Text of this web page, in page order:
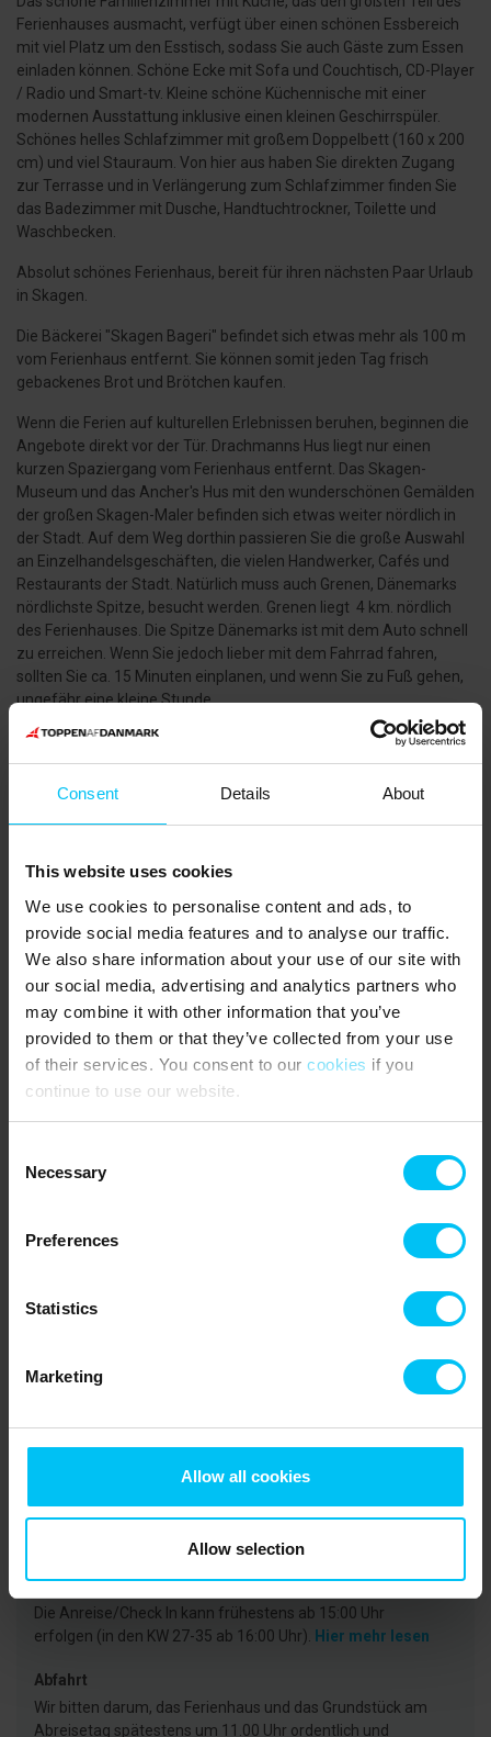
Consent Details About
This website uses cookies
We use cookies to personalise content and ads, to
provide social media features and to analyse our traffic.
We also share information about your use of our site with
our social media, advertising and analytics partners who
may combine it with other information that you’ve
provided to them or that they’ve collected from your use
of their services. You consent to our cookies if you
continue to use our website.
Selection
Necessary
Preferences
Statistics
Marketing
Allow all cookies
Allow selection
Ferienhauses ausmacht, verfügt über einen schönen Essbereich
mit viel Platz um den Esstisch, sodass Sie auch Gäste zum Essen
einladen können. Schöne Ecke mit Sofa und Couchtisch, CD-Player
/ Radio und Smart-tv. Kleine schöne Küchennische mit einer
modernen Ausstattung inklusive einen kleinen Geschirrspüler.
Schönes helles Schlafzimmer mit großem Doppelbett (160 x 200
cm) und viel Stauraum. Von hier aus haben Sie direkten Zugang
zur Terrasse und in Verlängerung zum Schlafzimmer finden Sie
das Badezimmer mit Dusche, Handtuchtrockner, Toilette und
Waschbecken.
Absolut schönes Ferienhaus, bereit für ihren nächsten Paar Urlaub
in Skagen.
Die Bäckerei "Skagen Bageri" befindet sich etwas mehr als 100 m
vom Ferienhaus entfernt. Sie können somit jeden Tag frisch
gebackenes Brot und Brötchen kaufen.
Wenn die Ferien auf kulturellen Erlebnissen beruhen, beginnen die
Angebote direkt vor der Tür. Drachmanns Hus liegt nur einen
kurzen Spaziergang vom Ferienhaus entfernt. Das Skagen-
Museum und das Ancher's Hus mit den wunderschönen Gemälden
der großen Skagen-Maler befinden sich etwas weiter nördlich in
der Stadt. Auf dem Weg dorthin passieren Sie die große Auswahl
an Einzelhandelsgeschäften, die vielen Handwerker, Cafés und
Restaurants der Stadt. Natürlich muss auch Grenen, Dänemarks
nördlichste Spitze, besucht werden. Grenen liegt 4 km. nördlich
des Ferienhauses. Die Spitze Dänemarks ist mit dem Auto schnell
zu erreichen. Wenn Sie jedoch lieber mit dem Fahrrad fahren,
sollten Sie ca. 15 Minuten einplanen, und wenn Sie zu Fuß gehen,
ungefähr eine kleine Stunde.
HAUSTIERE:
WISSENWERTES:
Der Mieter muss mindestens 25 Jahre alt sein und während der
Parken auf öffentlicher Straße.
Leider keine Möglichkeit, Fahrräder im Innenhof abzustellen.
Smart-TV mit Internetzugang.
Gemütlicher Innenhof mit Gartenmöbeln. Ein Teil des Innenhofs
wird mit der Nachbarwohnung geteilt.
ÖFFENTLICHER VERKEHR:
Mietinformationen
CVR: 25450388
Ankunft
Die Anreise/Check In kann frühestens ab 15:00 Uhr
erfolgen (in den KW 27-35 ab 16:00 Uhr).
Hier mehr lesen
Abfahrt
Wir bitten darum, das Ferienhaus und das Grundstück am
Abreisetag spätestens um 11.00 Uhr ordentlich und